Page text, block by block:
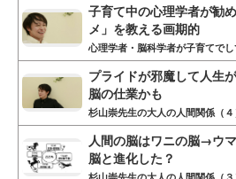
子育て中の心理学者が勧
メ」を教える画期的
心理学者・脳科学者が子育てで
プライドが邪魔して人生
脳の仕業かも
杉山崇先生の大人の人間関係（
人間の脳はワニの脳→ウ
脳と進化した？